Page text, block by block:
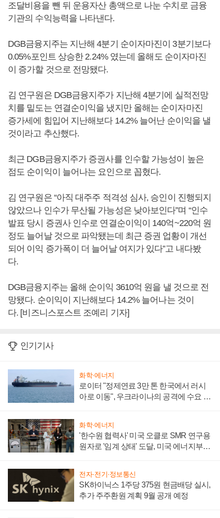
조달비용을 뺀 뒤 운용자산 총액으로 나눈 수치로 금융
기관의 수익능력을 나타낸다.
DGB금융지주는 지난해 4분기 순이자마진이 3분기보다
0.05%포인트 상승한 2.24% 였는데 올해도 순이자마진
이 증가할 것으로 전망됐다.
김 연구원은 DGB금융지주가 지난해 4분기에 실적전망
치를 밑도는 연결순이익을 냈지만 올해는 순이자마진
증가세에 힘입어 지난해보다 14.2% 늘어난 순이익을 낼
것이라고 추산했다.
최근 DGB금융지주가 증권사를 인수할 가능성이 높은
점도 순이익이 늘어나는 요인으로 꼽혔다.
김 연구원은 “아직 대주주 적격성 심사, 승인이 진행되지
않았으나 인수가 무산될 가능성은 낮아보인다”며 “인수
발표 당시 증권사 인수로 연결순이익이 140억~220억 원
정도 늘어날 것으로 파악됐는데 최근 증권 업황이 개선
되어 이익 증가폭이 더 늘어날 여지가 있다”고 내다봤
다.
DGB금융지주는 올해 순이익 3610억 원을 낼 것으로 전
망됐다. 순이익이 지난해보다 14.2% 늘어나는 것이
다. [비즈니스포스트 조예리 기자]
인기기사
화학·에너지
로이터 "정제연료 3만 톤 한국에서 러시
아로 이동", 우크라이나의 공격에 수요 늘
화학·에너지
'한수원 협력사' 미국 오클로 SMR 연구용
원자로 '임계 상태' 도달, 미국 에너지부
전자·전기·정보통신
SK하이닉스 1주당 375원 현금배당 실시,
추가 주주환원 계획 9월 공개 예정